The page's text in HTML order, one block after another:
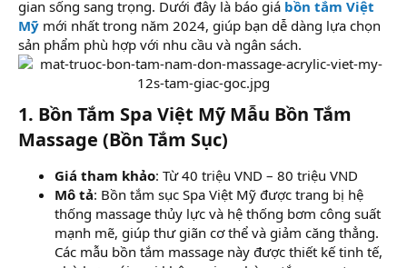
gian sống sang trọng. Dưới đây là báo giá bồn tắm Việt
Mỹ mới nhất trong năm 2024, giúp bạn dễ dàng lựa chọn
sản phẩm phù hợp với nhu cầu và ngân sách.
1. Bồn Tắm Spa Việt Mỹ Mẫu Bồn Tắm
Massage (Bồn Tắm Sục)
Giá tham khảo: Từ 40 triệu VND – 80 triệu VND
Mô tả: Bồn tắm sục Spa Việt Mỹ được trang bị hệ
thống massage thủy lực và hệ thống bơm công suất
mạnh mẽ, giúp thư giãn cơ thể và giảm căng thẳng.
Các mẫu bồn tắm massage này được thiết kế tinh tế,